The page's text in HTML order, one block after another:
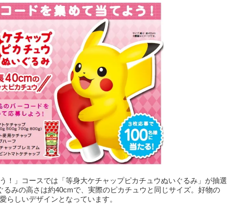
！」コースでは「等身大ケチャップピカチュウぬいぐるみ」が抽選
るみの高さは約40cmで、実際のピカチュウと同じサイズ。好物の
らしいデザインとなっています。